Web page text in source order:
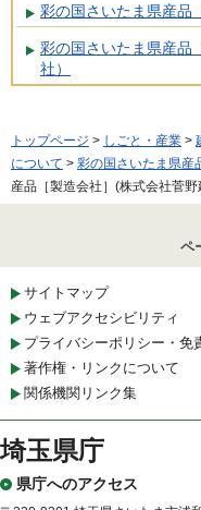
彩の国さいたま県産品
彩の国さいたま県産品
社）
トップページ > しごと・産業 >
について > 彩の国さいたま県産
産品［製造会社］(株式会社菅野
ペ
サイトマップ
ウェブアクセシビリティ
プライバシーポリシー・免
著作権・リンクについて
関係機関リンク集
埼玉県庁
県庁へのアクセス